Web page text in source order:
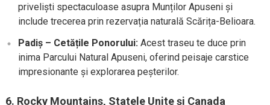
priveliști spectaculoase asupra Munților Apuseni și
include trecerea prin rezervația naturală Scărița-Belioara.
Padiș – Cetățile Ponorului: Acest traseu te duce prin
inima Parcului Natural Apuseni, oferind peisaje carstice
impresionante și explorarea peșterilor.
6. Rocky Mountains, Statele Unite și Canada